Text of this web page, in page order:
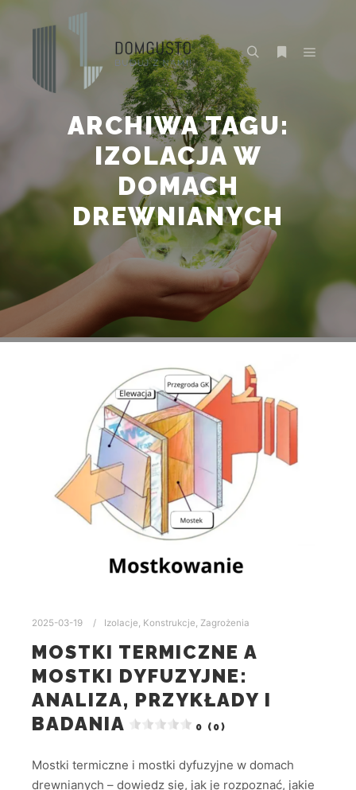
ARCHIWA TAGU:
IZOLACJA W
DOMACH
DREWNIANYCH
2025-03-19 Izolacje, Konstrukcje, Zagrożenia
MOSTKI TERMICZNE A
MOSTKI DYFUZYJNE:
ANALIZA, PRZYKŁADY I
BADANIA
0 (0)
Mostki termiczne i mostki dyfuzyjne w domach
drewnianych – dowiedz się, jak je rozpoznać, jakie